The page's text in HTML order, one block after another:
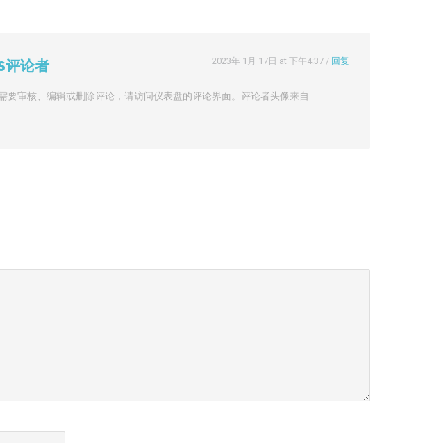
评论者 2023年 1月 17日 at 下午4:37 / 回复
要审核、编辑或删除评论，请访问仪表盘的评论界面。评论者头像来自